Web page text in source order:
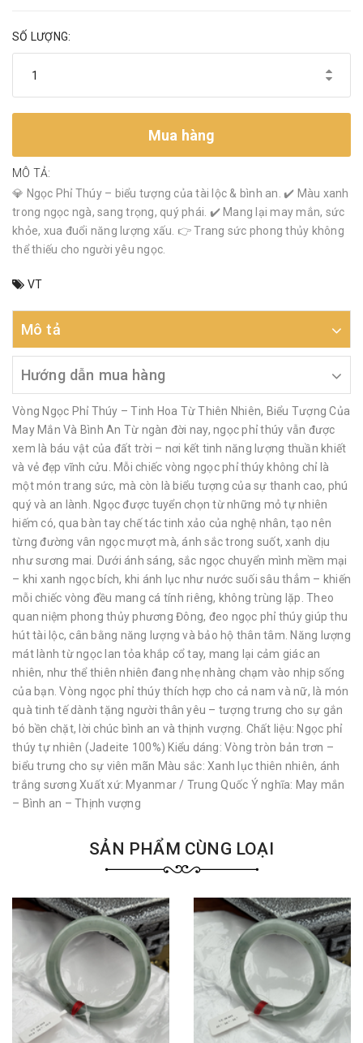
SỐ LƯỢNG:
Mua hàng
MÔ TẢ:
💎 Ngọc Phỉ Thúy – biểu tượng của tài lộc & bình an. ✔️ Màu xanh
trong ngọc ngà, sang trọng, quý phái. ✔️ Mang lại may mắn, sức
khỏe, xua đuổi năng lượng xấu. 👉 Trang sức phong thủy không
thể thiếu cho người yêu ngọc.
VT
Mô tả
Hướng dẫn mua hàng
Vòng Ngọc Phỉ Thúy – Tinh Hoa Từ Thiên Nhiên, Biểu Tượng Của
May Mắn Và Bình An Từ ngàn đời nay, ngọc phỉ thúy vẫn được
xem là báu vật của đất trời – nơi kết tinh năng lượng thuần khiết
và vẻ đẹp vĩnh cửu. Mỗi chiếc vòng ngọc phỉ thúy không chỉ là
một món trang sức, mà còn là biểu tượng của sự thanh cao, phú
quý và an lành. Ngọc được tuyển chọn từ những mỏ tự nhiên
hiếm có, qua bàn tay chế tác tinh xảo của nghệ nhân, tạo nên
từng đường vân ngọc mượt mà, ánh sắc trong suốt, xanh dịu
như sương mai. Dưới ánh sáng, sắc ngọc chuyển mình mềm mại
– khi xanh ngọc bích, khi ánh lục như nước suối sâu thẳm – khiến
mỗi chiếc vòng đều mang cá tính riêng, không trùng lặp. Theo
quan niệm phong thủy phương Đông, đeo ngọc phỉ thúy giúp thu
hút tài lộc, cân bằng năng lượng và bảo hộ thân tâm. Năng lượng
mát lành từ ngọc lan tỏa khắp cổ tay, mang lại cảm giác an
nhiên, như thể thiên nhiên đang nhẹ nhàng chạm vào nhịp sống
của bạn. Vòng ngọc phỉ thúy thích hợp cho cả nam và nữ, là món
quà tinh tế dành tặng người thân yêu – tượng trưng cho sự gắn
bó bền chặt, lời chúc bình an và thịnh vượng. Chất liệu: Ngọc phỉ
thúy tự nhiên (Jadeite 100%) Kiểu dáng: Vòng tròn bản trơn –
biểu trưng cho sự viên mãn Màu sắc: Xanh lục thiên nhiên, ánh
trắng sương Xuất xứ: Myanmar / Trung Quốc Ý nghĩa: May mắn
– Bình an – Thịnh vượng
SẢN PHẨM CÙNG LOẠI